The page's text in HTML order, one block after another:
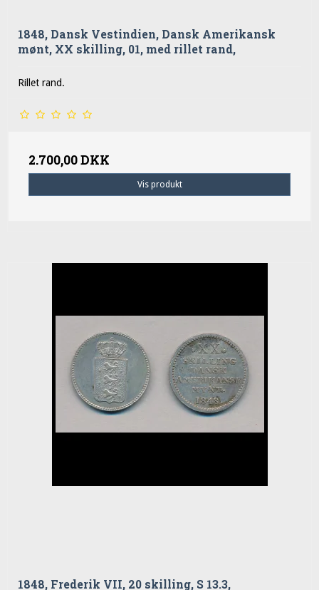
1848, Dansk Vestindien, Dansk Amerikansk
mønt, XX skilling, 01, med rillet rand,
Rillet rand.
2.700,00 DKK
Vis produkt
1848, Frederik VII, 20 skilling, S 13.3,